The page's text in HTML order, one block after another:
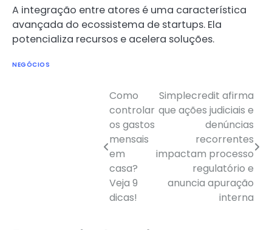
A integração entre atores é uma característica
avançada do ecossistema de startups. Ela
potencializa recursos e acelera soluções.
NEGÓCIOS
Navegação
de
Como
controlar
os gastos
mensais
em
casa?
Veja 9
dicas!
Simplecredit afirma
que ações judiciais e
denúncias
recorrentes
impactam processo
regulatório e
anuncia apuração
interna